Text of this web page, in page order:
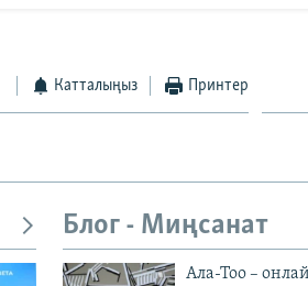
Катталыңыз Принтер
Блог - Миңсанат
Ала-Тоо –